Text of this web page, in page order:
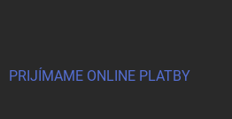
PRIJÍMAME ONLINE PLATBY